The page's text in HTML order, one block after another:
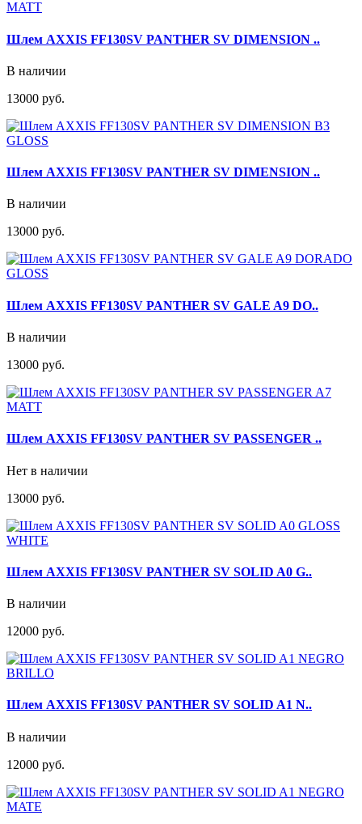
Шлем AXXIS FF130SV PANTHER SV DIMENSION ..
В наличии
13000 руб.
Шлем AXXIS FF130SV PANTHER SV DIMENSION ..
В наличии
13000 руб.
Шлем AXXIS FF130SV PANTHER SV GALE A9 DO..
В наличии
13000 руб.
Шлем AXXIS FF130SV PANTHER SV PASSENGER ..
Нет в наличии
13000 руб.
Шлем AXXIS FF130SV PANTHER SV SOLID A0 G..
В наличии
12000 руб.
Шлем AXXIS FF130SV PANTHER SV SOLID A1 N..
В наличии
12000 руб.